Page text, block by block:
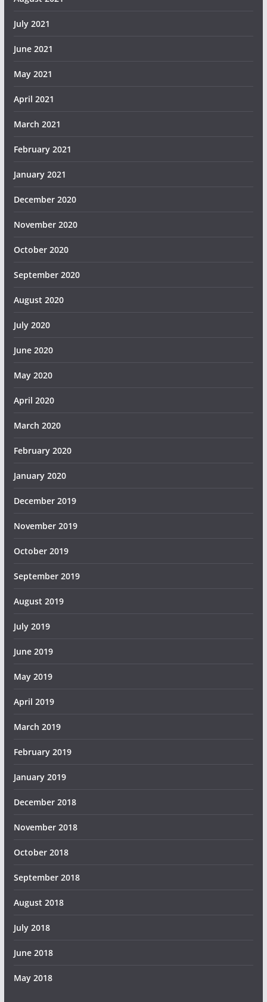
July 2021
June 2021
May 2021
April 2021
March 2021
February 2021
January 2021
December 2020
November 2020
October 2020
September 2020
August 2020
July 2020
June 2020
May 2020
April 2020
March 2020
February 2020
January 2020
December 2019
November 2019
October 2019
September 2019
August 2019
July 2019
June 2019
May 2019
April 2019
March 2019
February 2019
January 2019
December 2018
November 2018
October 2018
September 2018
August 2018
July 2018
June 2018
May 2018